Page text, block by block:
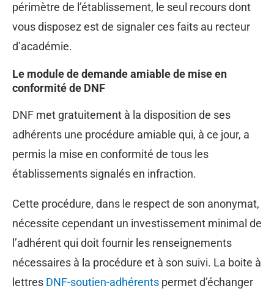
périmètre de l’établissement, le seul recours dont
vous disposez est de signaler ces faits au recteur
d’académie.
Le module de demande amiable de mise en
conformité de DNF
DNF met gratuitement à la disposition de ses
adhérents une procédure amiable qui, à ce jour, a
permis la mise en conformité de tous les
établissements signalés en infraction.
Cette procédure, dans le respect de son anonymat,
nécessite cependant un investissement minimal de
l’adhérent qui doit fournir les renseignements
nécessaires à la procédure et à son suivi. La boite à
lettres DNF-soutien-adhérents permet d’échanger